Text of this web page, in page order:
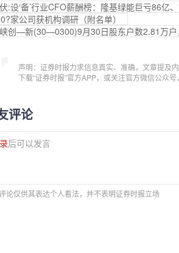
:设‘备’行业CFO薪酬榜：隆基绿能巨亏86
家公司获机构调研（附名单）
创—新(30—0300)9月30日股东户数2.81万户
声明：证券时报力求信息真实、准确，文章提及
下载“证券时报”官方APP，或关注官方微信公众
评论
后可以发言
论仅供其表达个人看法，并不表明证券时报立场